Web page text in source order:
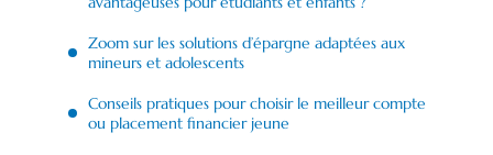
Zoom sur les solutions d’épargne adaptées aux
mineurs et adolescents
Conseils pratiques pour choisir le meilleur compte
ou placement financier jeune